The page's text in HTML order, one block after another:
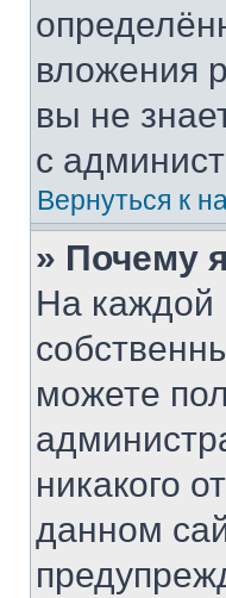
вложения
вы не
с
Вернуться к
» Почему
На каждой
можете
никакого
данном